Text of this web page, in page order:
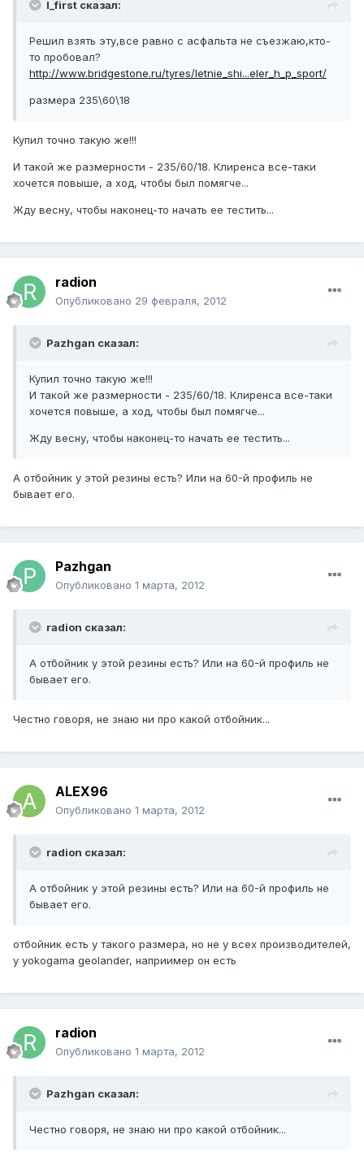
I_first сказал:
Решил взять эту,все равно с асфальта не съезжаю,кто-
то пробовал?
http://www.bridgestone.ru/tyres/letnie_shi...eler_h_p_sport/
размера 235\60\18
Купил точно такую же!!!
И такой же размерности - 235/60/18. Клиренса все-таки
хочется повыше, а ход, чтобы был помягче...
Жду весну, чтобы наконец-то начать ее тестить...
radion
Опубликовано 29 февраля, 2012
Pazhgan сказал:
Купил точно такую же!!!
И такой же размерности - 235/60/18. Клиренса все-таки
хочется повыше, а ход, чтобы был помягче...
Жду весну, чтобы наконец-то начать ее тестить...
А отбойник у этой резины есть? Или на 60-й профиль не
бывает его.
Pazhgan
Опубликовано 1 марта, 2012
radion сказал:
А отбойник у этой резины есть? Или на 60-й профиль не
бывает его.
Честно говоря, не знаю ни про какой отбойник...
ALEX96
Опубликовано 1 марта, 2012
radion сказал:
А отбойник у этой резины есть? Или на 60-й профиль не
бывает его.
отбойник есть у такого размера, но не у всех производителей,
у yokogama geolander, наприимер он есть
radion
Опубликовано 1 марта, 2012
Pazhgan сказал:
Честно говоря, не знаю ни про какой отбойник...